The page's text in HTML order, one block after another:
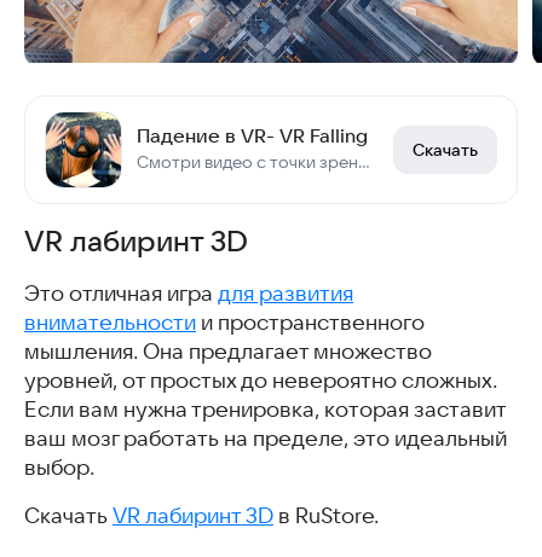
Падение в VR- VR Falling
Смотри видео с точки зрения падающего человека
Скачать
VR лабиринт 3D
Это отличная игра для развития
внимательности и пространственного
мышления. Она предлагает множество
уровней, от простых до невероятно сложных.
Если вам нужна тренировка, которая заставит
ваш мозг работать на пределе, это идеальный
выбор.
Скачать VR лабиринт 3D в RuStore.